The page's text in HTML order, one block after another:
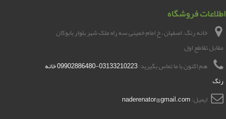
اطلاعات فروشگاه
خانه رنگ , اصفهان ، خ امام خمینی سه راه ملک شهر بلوار بابوکان
مقابل تقاطع اول
هم اکنون با ما تماس بگیرید:
03133210223-09902886480 خانه
رنگ
ایمیل:naderenator@gmail.com